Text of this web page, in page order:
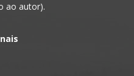
ao autor).